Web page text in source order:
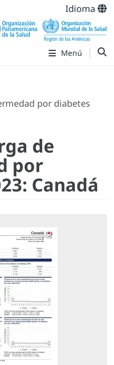
Idioma
Menú
por diabetes
de
por
Canadá